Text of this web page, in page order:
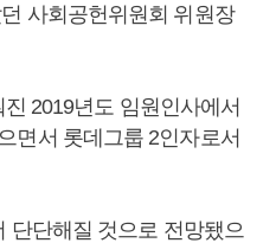
사회공헌위원회 위원장
2019년도 임원인사에서
면서 롯데그룹 2인자로서
단단해질 것으로 전망됐으